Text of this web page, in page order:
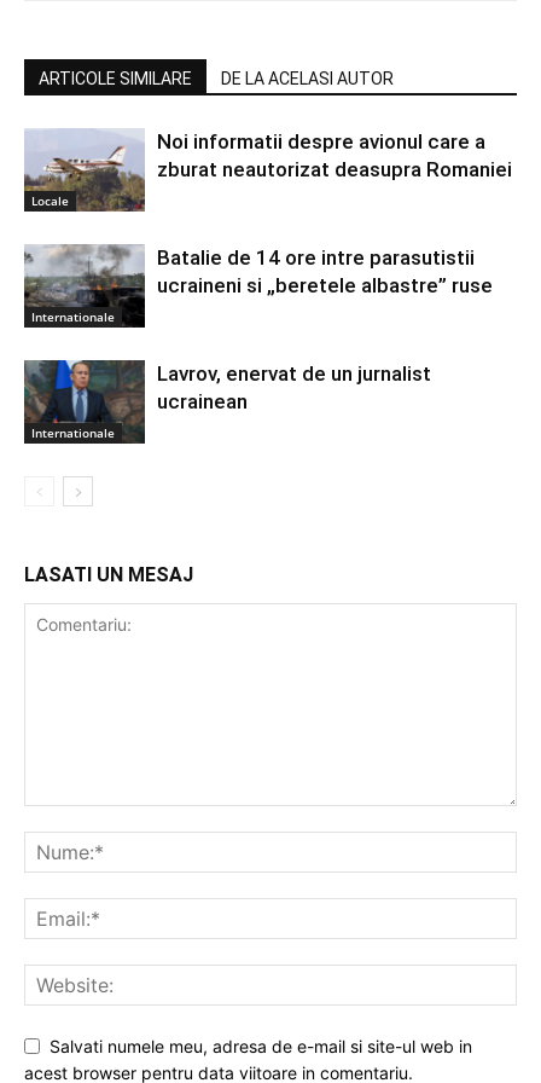
ARTICOLE SIMILARE DE LA ACELASI AUTOR
Locale
Noi informatii despre avionul care a
zburat neautorizat deasupra Romaniei
Internationale
Batalie de 14 ore intre parasutistii
ucraineni si „beretele albastre” ruse
Internationale
Lavrov, enervat de un jurnalist
ucrainean
LASATI UN MESAJ
Salvati numele meu, adresa de e-mail si site-ul web in
acest browser pentru data viitoare in comentariu.